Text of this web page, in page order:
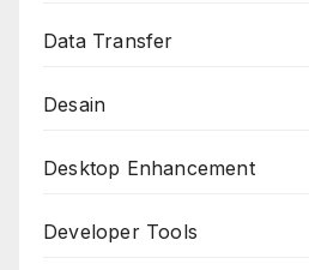
Data Transfer
Desain
Desktop Enhancement
Developer Tools